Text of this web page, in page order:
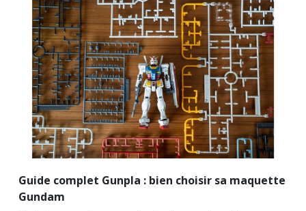
Guide complet Gunpla : bien choisir sa maquette
Gundam